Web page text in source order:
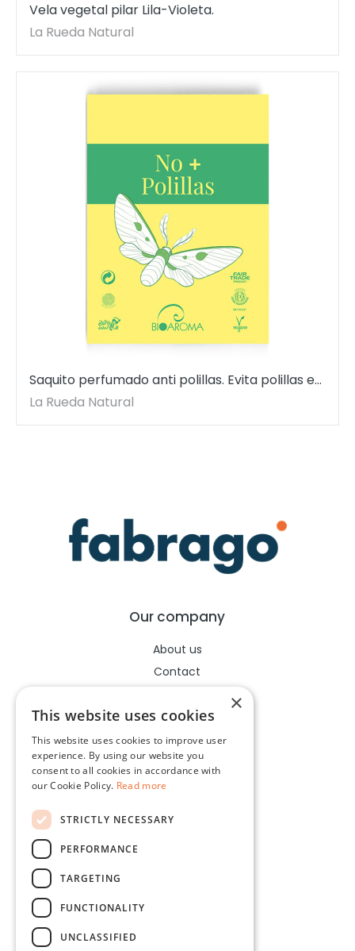
Vela vegetal pilar Lila-Violeta.
La Rueda Natural
Saquito perfumado anti polillas. Evita polillas en
cajones y armarios. 12,5 gr.
La Rueda Natural
Our company
About us
Contact
Legal
Terms of use
Cookies policy
×
This website uses cookies
This website uses cookies to improve user
experience. By using our website you
consent to all cookies in accordance with
our Cookie Policy. Read more
STRICTLY NECESSARY
PERFORMANCE
TARGETING
FUNCTIONALITY
UNCLASSIFIED